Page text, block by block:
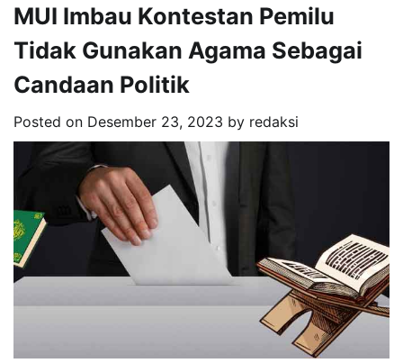
MUI Imbau Kontestan Pemilu
Tidak Gunakan Agama Sebagai
Candaan Politik
Posted on Desember 23, 2023 by redaksi